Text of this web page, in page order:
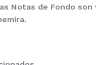
Notas de Fondo son